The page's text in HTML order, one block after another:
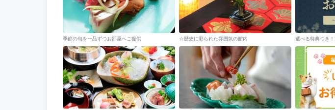
季節の旬を一品ずつお部屋へご提供 ☆歴史に彩られた雰囲気の館内